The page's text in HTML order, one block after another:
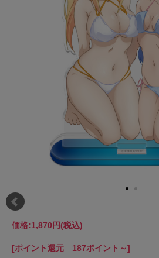
価格:1,870円(税込)
[ポイント還元 187ポイント～]